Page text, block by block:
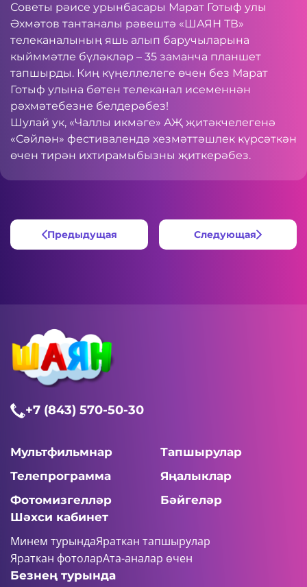
Советы рәисе урынбасары Марат Готыф улы
Әхмәтов тантаналы рәвештә «ШАЯН ТВ»
телеканалының яшь алып баручыларына
кыйммәтле бүләкләр – 35 заманча планшет
тапшырды. Киң күңеллелеге өчен без Марат
Готыф улына бөтен телеканал исеменнән
рәхмәтебезне белдерәбез!
Шулай ук, «Чаллы икмәге» АҖ җитәкчелегенә
«Сәйлән» фестивалендә хезмәттәшлек күрсәткән
өчен тирән ихтирамыбызны җиткерәбез.
Предыдущая Следующая
+7 (843) 570-50-30
Мультфильмнар
Тапшырулар
Телепрограмма
Яңалыклар
Фотомизгелләр
Бәйгеләр
Шәхси кабинет
Минем турындаЯраткан тапшырулар
Яраткан фотоларАта-аналар өчен
Безнең турында